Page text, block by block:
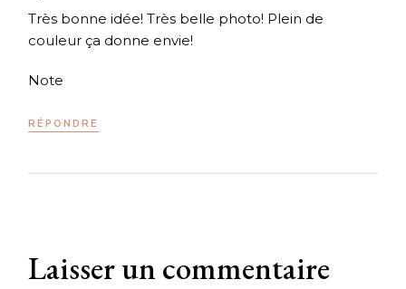
Très bonne idée! Très belle photo! Plein de
couleur ça donne envie!
Note
RÉPONDRE
Laisser un commentaire